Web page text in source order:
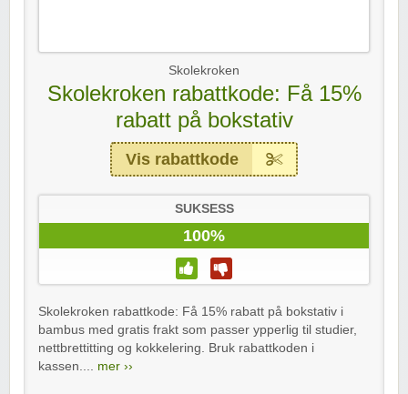
Skolekroken
Skolekroken rabattkode: Få 15%
rabatt på bokstativ
Vis rabattkode
SUKSESS
100%
Skolekroken rabattkode: Få 15% rabatt på bokstativ i
bambus med gratis frakt som passer ypperlig til studier,
nettbrettitting og kokkelering. Bruk rabattkoden i
kassen.... mer ››